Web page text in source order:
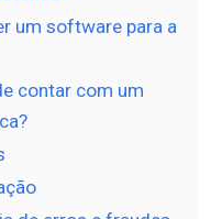
um software para a
contar com um